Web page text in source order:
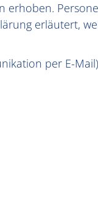
erhoben.
erläutert,
per E-